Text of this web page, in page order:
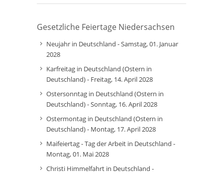
Gesetzliche Feiertage Niedersachsen
Neujahr in Deutschland - Samstag, 01. Januar
2028
Karfreitag in Deutschland (Ostern in
Deutschland) - Freitag, 14. April 2028
Ostersonntag in Deutschland (Ostern in
Deutschland) - Sonntag, 16. April 2028
Ostermontag in Deutschland (Ostern in
Deutschland) - Montag, 17. April 2028
Maifeiertag - Tag der Arbeit in Deutschland -
Montag, 01. Mai 2028
Christi Himmelfahrt in Deutschland -